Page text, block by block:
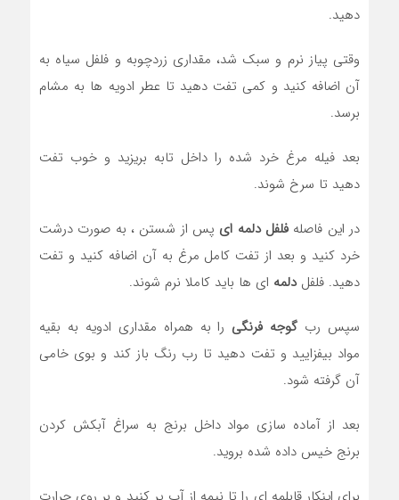
دهید.
وقتی پیاز نرم و سبک شد، مقداری زردچوبه و فلفل سیاه به
آن اضافه کنید و کمی تفت دهید تا عطر ادویه ها به مشام
برسد.
بعد فیله مرغ خرد شده را داخل تابه بریزید و خوب تفت
دهید تا سرخ شوند.
در این فاصله فلفل دلمه ای پس از شستن ، به صورت درشت
خرد کنید و بعد از تفت کامل مرغ به آن اضافه کنید و تفت
دهید. فلفلدلمه ای ها باید کاملا نرم شوند.
سپس رب گوجه فرنگی را به همراه مقداری ادویه به بقیه
مواد بیفزایید و تفت دهید تا رب رنگ باز کند و بوی خامی
آن گرفته شود.
بعد از آماده سازی مواد داخل برنج به سراغ آبکش کردن
برنج خیس داده شده بروید.